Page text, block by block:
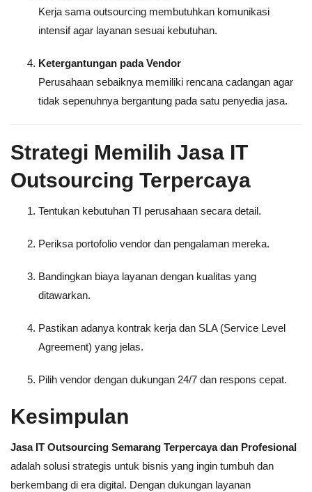
Kerja sama outsourcing membutuhkan komunikasi
intensif agar layanan sesuai kebutuhan.
Ketergantungan pada Vendor
Perusahaan sebaiknya memiliki rencana cadangan agar
tidak sepenuhnya bergantung pada satu penyedia jasa.
Strategi Memilih Jasa IT
Outsourcing Terpercaya
Tentukan kebutuhan TI perusahaan secara detail.
Periksa portofolio vendor dan pengalaman mereka.
Bandingkan biaya layanan dengan kualitas yang
ditawarkan.
Pastikan adanya kontrak kerja dan SLA (Service Level
Agreement) yang jelas.
Pilih vendor dengan dukungan 24/7 dan respons cepat.
Kesimpulan
Jasa IT Outsourcing Semarang Terpercaya dan Profesional
adalah solusi strategis untuk bisnis yang ingin tumbuh dan
berkembang di era digital. Dengan dukungan layanan